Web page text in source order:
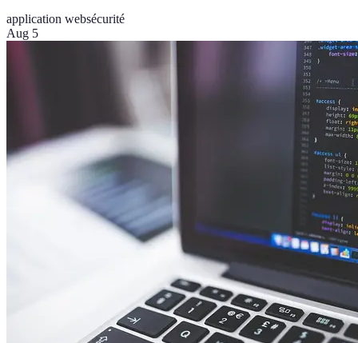
application websécurité
Aug 5